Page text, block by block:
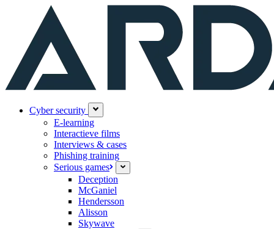
Cyber security
E-learning
Interactieve films
Interviews & cases
Phishing training
Serious games
Deception
McGaniel
Hendersson
Alisson
Skywave